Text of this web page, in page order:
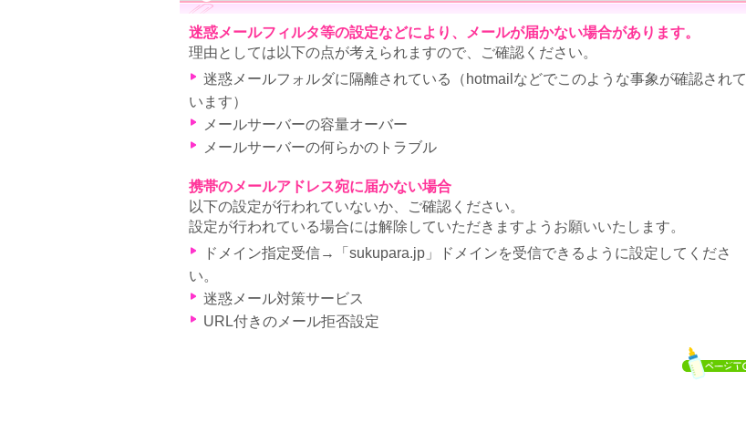
迷惑メールフィルタ等の設定などにより、メールが届かない場合があります。
理由としては以下の点が考えられますので、ご確認ください。
迷惑メールフォルダに隔離されている（hotmailなどでこのような事象が確認されて
います）
メールサーバーの容量オーバー
メールサーバーの何らかのトラブル
携帯のメールアドレス宛に届かない場合
以下の設定が行われていないか、ご確認ください。
設定が行われている場合には解除していただきますようお願いいたします。
ドメイン指定受信→「sukupara.jp」ドメインを受信できるように設定してくださ
い。
迷惑メール対策サービス
URL付きのメール拒否設定